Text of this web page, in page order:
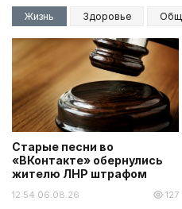
Жизнь Здоровье
Старые песни во
«ВКонтакте» обернулись
жителю ЛНР штрафом
12:54 06.08.26 127